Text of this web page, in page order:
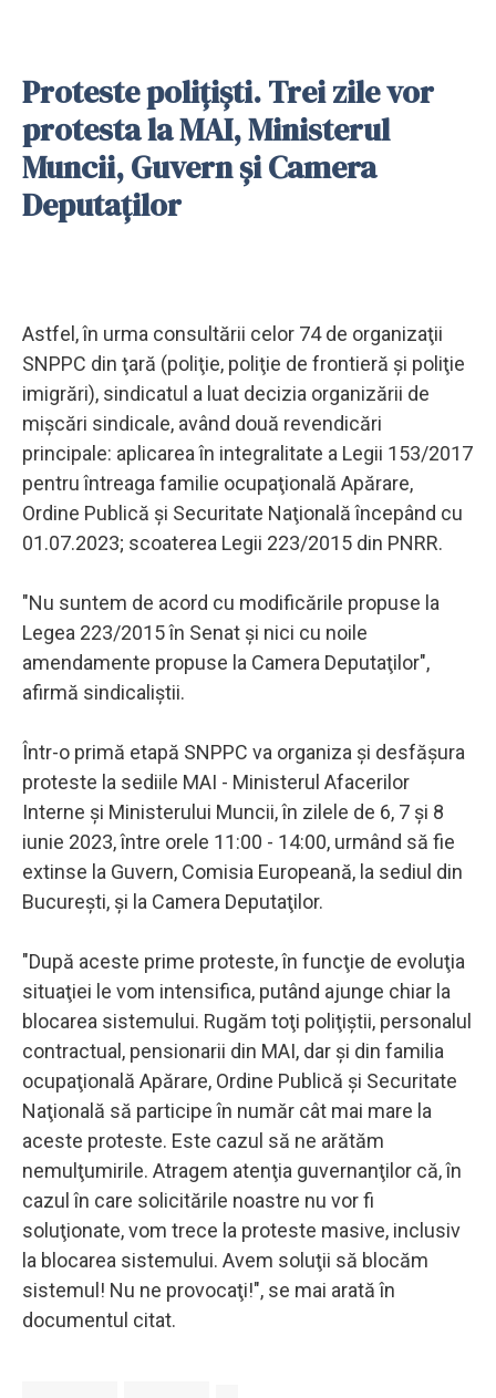
Proteste polițiști. Trei zile vor
protesta la MAI, Ministerul
Muncii, Guvern și Camera
Deputaților
Astfel, în urma consultării celor 74 de organizaţii
SNPPC din ţară (poliţie, poliţie de frontieră şi poliţie
imigrări), sindicatul a luat decizia organizării de
mişcări sindicale, având două revendicări
principale: aplicarea în integralitate a Legii 153/2017
pentru întreaga familie ocupaţională Apărare,
Ordine Publică şi Securitate Naţională începând cu
01.07.2023; scoaterea Legii 223/2015 din PNRR.
"Nu suntem de acord cu modificările propuse la
Legea 223/2015 în Senat şi nici cu noile
amendamente propuse la Camera Deputaţilor",
afirmă sindicaliştii.
Într-o primă etapă SNPPC va organiza şi desfăşura
proteste la sediile MAI - Ministerul Afacerilor
Interne şi Ministerului Muncii, în zilele de 6, 7 şi 8
iunie 2023, între orele 11:00 - 14:00, urmând să fie
extinse la Guvern, Comisia Europeană, la sediul din
Bucureşti, şi la Camera Deputaţilor.
"După aceste prime proteste, în funcţie de evoluţia
situaţiei le vom intensifica, putând ajunge chiar la
blocarea sistemului. Rugăm toţi poliţiştii, personalul
contractual, pensionarii din MAI, dar şi din familia
ocupaţională Apărare, Ordine Publică şi Securitate
Naţională să participe în număr cât mai mare la
aceste proteste. Este cazul să ne arătăm
nemulţumirile. Atragem atenţia guvernanţilor că, în
cazul în care solicitările noastre nu vor fi
soluţionate, vom trece la proteste masive, inclusiv
la blocarea sistemului. Avem soluţii să blocăm
sistemul! Nu ne provocaţi!", se mai arată în
documentul citat.